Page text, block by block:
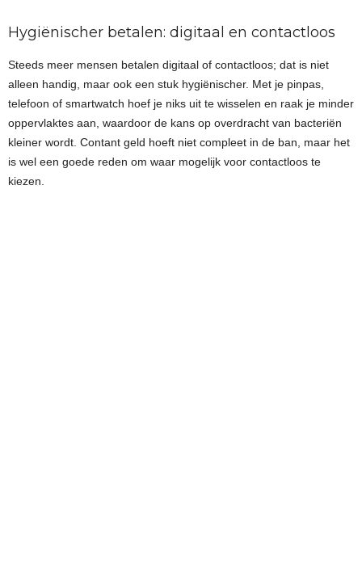
Hygiënischer betalen: digitaal en contactloos
Steeds meer mensen betalen digitaal of contactloos; dat is niet
alleen handig, maar ook een stuk hygiënischer. Met je pinpas,
telefoon of smartwatch hoef je niks uit te wisselen en raak je minder
oppervlaktes aan, waardoor de kans op overdracht van bacteriën
kleiner wordt. Contant geld hoeft niet compleet in de ban, maar het
is wel een goede reden om waar mogelijk voor contactloos te
kiezen.